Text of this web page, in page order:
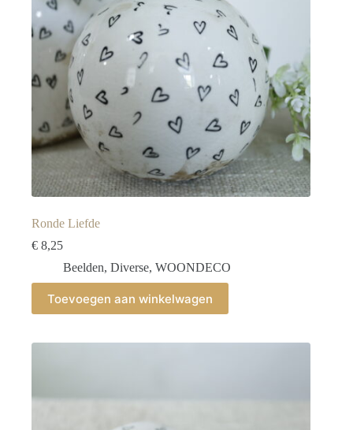
de
productpagina
Ronde Liefde
€ 8,25
Beelden, Diverse, WOONDECO
Toevoegen aan winkelwagen